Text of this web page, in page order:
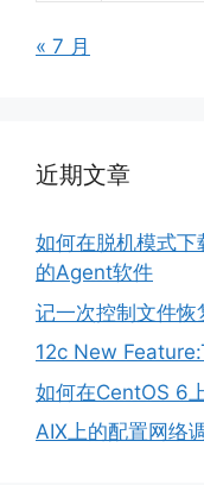
« 7 月
近期文章
如何在脱机模式
的Agent软件
记一次控制文件恢
12c New
如何在CentOS 6
AIX上的配置网络